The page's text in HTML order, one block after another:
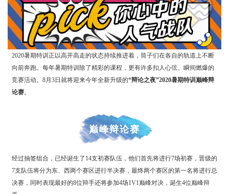
2020暑期特训正以高开高走的状态持续推进着，筒子们在各自的轨道上不断
向前奔跑。每年暑期特训除了精彩的课程，更有许多扣人心弦、瞬间燃爆的
竞赛活动。8月3日就将迎来今年全新升级的“辩论之夜”2020暑期特训巅峰辩
论赛。
巅峰辩论赛
经过抽签组合，已经诞生了14支初赛队伍，他们首先将进行7场初赛，晋级的
7支队伍将分为东、西两个赛区进行半决赛，最终两个赛区的第一名将进行总
决赛，同时表现最好的8位辩手还将参加4场1V1巅峰对决，诞生4位巅峰辩